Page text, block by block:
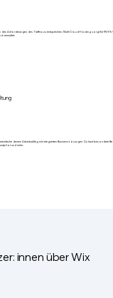
den Anforderungen des Traffics zu entsprechen. Multi-Cloud-Hosting sorgt für 99,9
verwaltet.
deinen Arbeitsalltag mit integrierten Business-Lösungen. Du hast besondere
und mehr.
innen über Wix